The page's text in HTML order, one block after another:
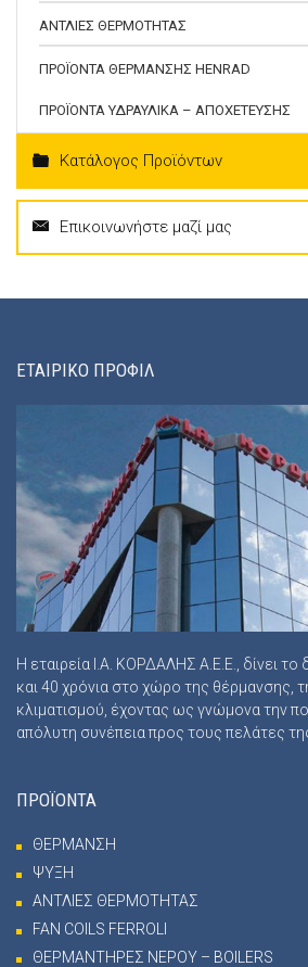
ΑΝΤΛΙΕΣ ΘΕΡΜΟΤΗΤΑΣ
ΠΡΟΪΟΝΤΑ ΘΕΡΜΑΝΣΗΣ HENRAD
ΠΡΟΪΟΝΤΑ ΥΔΡΑΥΛΙΚΑ – ΑΠΟΧΕΤΕΥΣΗΣ
Κατάλογος Προϊόντων
Επικοινωνήστε μαζί μας
ΕΤΑΙΡΙΚΟ ΠΡΟΦΙΛ
Η εταιρεία Ι.Α. ΚΟΡΔΑΛΗΣ Α.Ε.Ε., δίνει
και 40 χρόνια στο χώρο της θέρμανσης,
κλιματισμού, έχοντας ως γνώμονα την
απόλυτη συνέπεια προς τους πελάτες
ΠΡΟΪΟΝΤΑ
ΘΕΡΜΑΝΣΗ
ΨΥΞΗ
ΑΝΤΛΙΕΣ ΘΕΡΜΟΤΗΤΑΣ
FAN COILS FERROLI
ΘΕΡΜΑΝΤΗΡΕΣ ΝΕΡΟΥ – BOILERS